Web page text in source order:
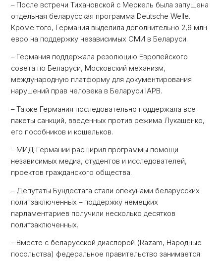
– После встречи Тихановской с Меркель была запущена
отдельная беларусская программа Deutsche Welle.
Кроме того, Германия выделила дополнительно 2,9 млн
евро на поддержку независимых СМИ в Беларуси.
– Германия поддержала резолюцию Европейского
совета по Беларуси, Московский механизм,
международную платформу для документирования
нарушений прав человека в Беларуси IAPB.
– Также Германия последовательно поддержала все
пакеты санкций, введенных против режима Лукашенко,
его пособников и кошельков.
– МИД Германии расширил программы помощи
независимых медиа, студентов и исследователей,
проектов гражданского общества.
– Депутаты Бундестага стали опекунами беларусских
политзаключенных – поддержку немецких
парламентариев получили несколько десятков
политзаключенных.
– Вместе с беларусской диаспорой (Razam, Народные
посольства) федеральное правительство занимается